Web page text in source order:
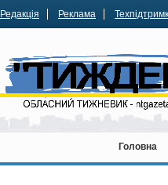
Редакція Реклама
Головна